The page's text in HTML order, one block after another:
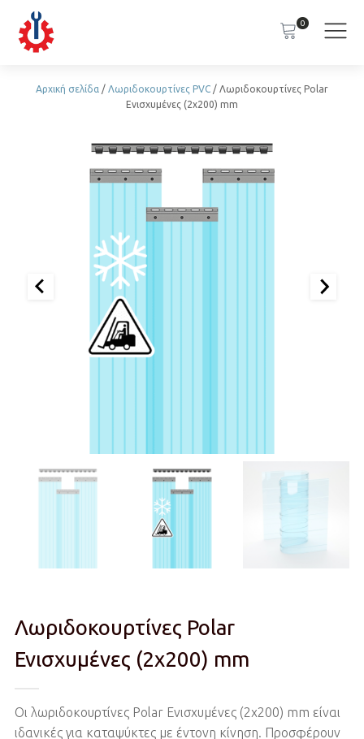
0
Αρχική σελίδα / Λωριδοκουρτίνες PVC / Λωριδοκουρτίνες Polar
Ενισχυμένες (2x200) mm
Λωριδοκουρτίνες Polar
Ενισχυμένες (2x200) mm
Οι λωριδοκουρτίνες Polar Ενισχυμένες (2x200) mm είναι
ιδανικές για καταψύκτες με έντονη κίνηση. Προσφέρουν